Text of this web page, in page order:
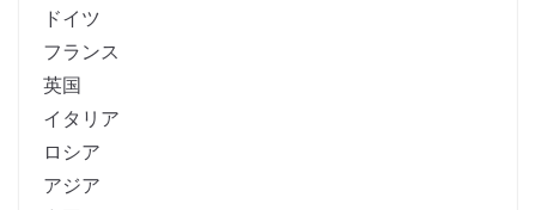
ドイツ
フランス
英国
イタリア
ロシア
アジア